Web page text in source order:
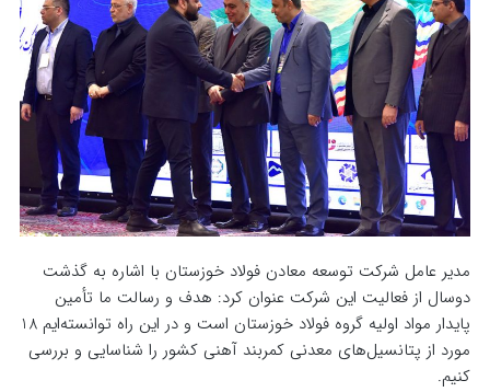
مدیر عامل شرکت توسعه معادن فولاد خوزستان با اشاره به گذشت
دوسال از فعالیت این شرکت عنوان کرد: هدف و رسالت ما تأمین
پایدار مواد اولیه گروه فولاد خوزستان است و در این راه توانسته‌ایم 18
مورد از پتانسیل‌های معدنی کمربند آهنی کشور را شناسایی و بررسی
کنیم.